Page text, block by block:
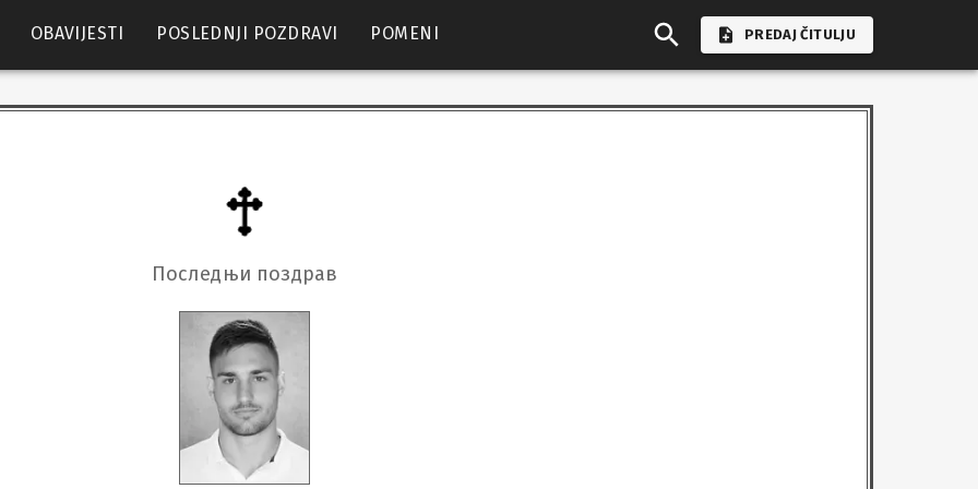
OBAVIJESTI POSLEDNJI POZDRAVI POMENI PREDAJ ČITULJU
Последњи поздрав